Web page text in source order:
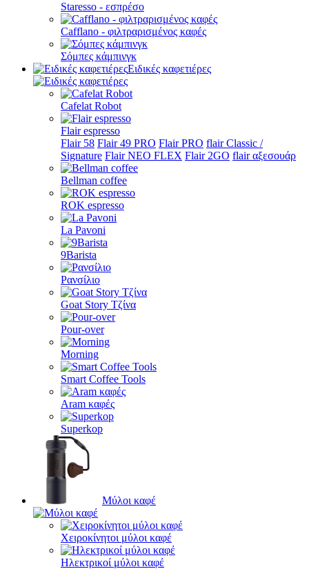
Staresso - εσπρέσο
Cafflano - φιλτραρισμένος καφές
Σόμπες κάμπινγκ
Ειδικές καφετιέρες
Cafelat Robot
Flair espresso
Flair 58 Flair 49 PRO Flair PRO flair Classic /
Signature Flair NEO FLEX Flair 2GO flair αξεσουάρ
Bellman coffee
ROK espresso
La Pavoni
9Barista
Ρανσίλιο
Goat Story Τζίνα
Pour-over
Morning
Smart Coffee Tools
Aram καφές
Superkop
Μύλοι καφέ
Χειροκίνητοι μύλοι καφέ
Ηλεκτρικοί μύλοι καφέ